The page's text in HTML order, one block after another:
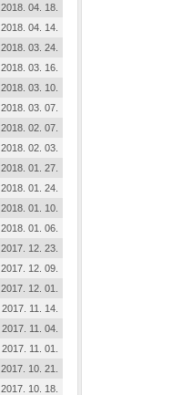
2018. 04. 18.
2018. 04. 14.
2018. 03. 24.
2018. 03. 16.
2018. 03. 10.
2018. 03. 07.
2018. 02. 07.
2018. 02. 03.
2018. 01. 27.
2018. 01. 24.
2018. 01. 10.
2018. 01. 06.
2017. 12. 23.
2017. 12. 09.
2017. 12. 01.
2017. 11. 14.
2017. 11. 04.
2017. 11. 01.
2017. 10. 21.
2017. 10. 18.